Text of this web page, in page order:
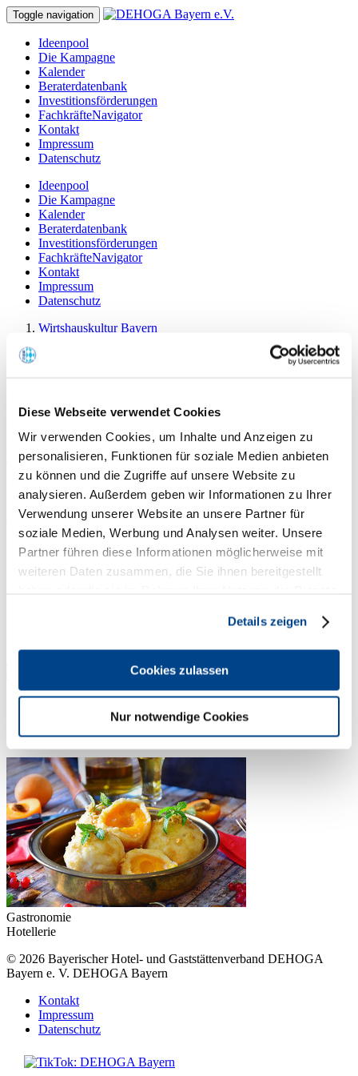
Diese Webseite verwendet Cookies
Wir verwenden Cookies, um Inhalte und Anzeigen zu
personalisieren, Funktionen für soziale Medien anbieten
zu können und die Zugriffe auf unsere Website zu
analysieren. Außerdem geben wir Informationen zu Ihrer
Verwendung unserer Website an unsere Partner für
soziale Medien, Werbung und Analysen weiter. Unsere
Partner führen diese Informationen möglicherweise mit
weiteren Daten zusammen, die Sie ihnen bereitgestellt
Details zeigen
Cookies zulassen
Nur notwendige Cookies
Toggle navigation
Ideenpool
Die Kampagne
Kalender
Beraterdatenbank
Investitionsförderungen
FachkräfteNavigator
Kontakt
Impressum
Datenschutz
Ideenpool
Die Kampagne
Kalender
Beraterdatenbank
Investitionsförderungen
FachkräfteNavigator
Kontakt
Impressum
Datenschutz
Wirtshauskultur Bayern
Waren Sie schon mal auf dem St. Johanner Knödelfest in Tirol? Dann haben
Sie definitiv etwas verpasst! Dieses Fest mit Kultstatus lockt jedes Jahr mit
dem längsten Knödeltisch der Welt.
Dienstag, 16. Oktober 2018
Angeboten werden 26 verschiedene Knödelvariationen von
mittlerweile 19 Gastwirten entlang des 500 Meter langen
Knödeltisches, der sich durch die gesamte St. Johanner
Speckbacherstraße durchschlängelt. Die Innenstadt wird
somit zu einer Freiluftgaststätte der Extraklasse. Jeder Gast
Speckbacherstraße, 6380 St. Johann in Tirol, Österreich
Gastronomie
Hotellerie
© 2026 Bayerischer Hotel- und Gaststättenverband DEHOGA
Bayern e. V. DEHOGA Bayern
Kontakt
Impressum
Datenschutz